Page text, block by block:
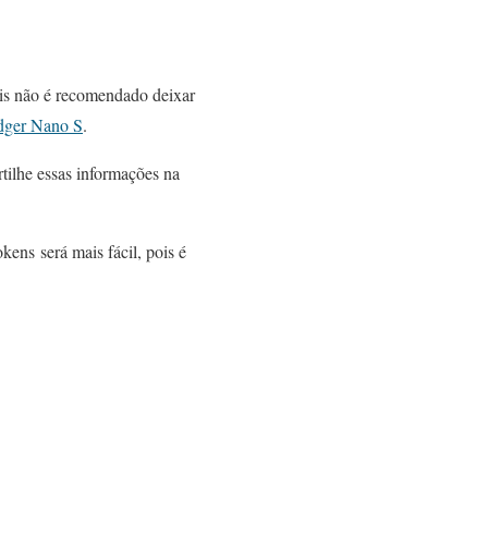
não é recomendado deixar
Nano S.
essas informações na
será mais fácil, pois é